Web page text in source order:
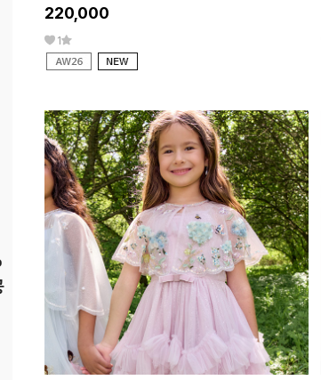
220,000
1